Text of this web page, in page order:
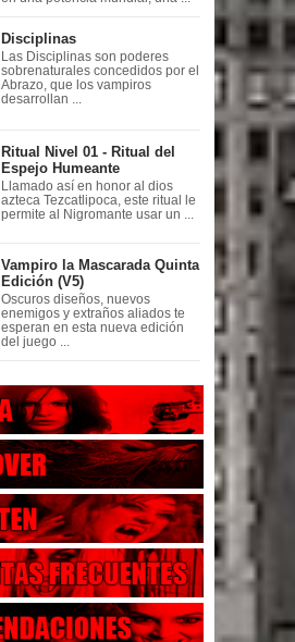
Disciplinas
Las Disciplinas son poderes
sobrenaturales concedidos por el
Abrazo, que los vampiros
desarrollan ...
Ritual Nivel 01 - Ritual del
Espejo Humeante
Llamado así en honor al dios
azteca Tezcatlipoca, este ritual le
permite al Nigromante usar un ...
Vampiro la Mascarada Quinta
Edición (V5)
Oscuros diseños, nuevos
enemigos y extraños aliados te
esperan en esta nueva edición
del juego ...